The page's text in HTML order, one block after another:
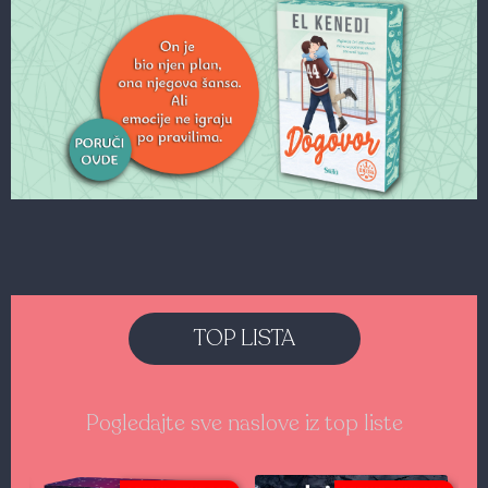
TOP LISTA
Pogledajte sve naslove iz top liste